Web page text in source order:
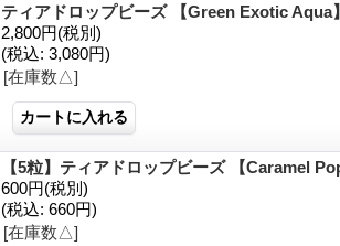
ティアドロップビーズ 【Green Exotic Aqua
2,800円(税別)
(税込: 3,080円)
[在庫数△]
【5粒】ティアドロップビーズ 【Caramel
600円(税別)
(税込: 660円)
[在庫数△]